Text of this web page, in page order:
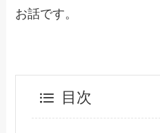
お話です。
目次